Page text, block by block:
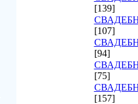
[139]
[107]
[94]
[75]
[157]